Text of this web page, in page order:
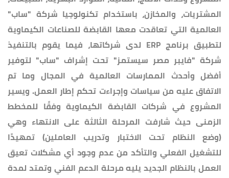
المشتريات، والمخازن، باستخدام تكنولوجيا شركة "ساب"
العالمية التي تعاقدت معها القابضة للصناعات الكيماوية
لتطبيق برنامج ERP لدى شركاتها، فيما يقوم بالتنفيذ
شركة "فايبر مصر سيستمز" تحت إشراف "ساب" لتوفير
أفضل وأحدث الممارسات العالمية في المجال وما تم
الاتفاق عليه من سياسات وإجراءت تحكم إطار العمل. ويسير
المشروع في شركات القابضة الكيماوية وفقًا للمخطط
الزمنى حيث شارفت المرحلة الثالثة على الانتهاء وهي
(وضع النظام تحت الاختبار وتدريب العاملين) تمهيدًا
للتشغيل الفعلي والتأكد من عدم وجود أي مشكلات تعيق
العمل بالنظام الجديد يليه مرحلة الدعم الفني وتمتد لمدة